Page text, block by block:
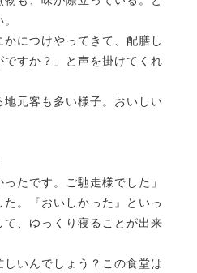
につけやってきて、配膳し
すか？」と声を掛けてくれ
元客も多い様子。おいしい
たです。ご馳走様でした」
。『おいしかった』といっ
、ゆっくり寝ることが出来
いんでしょう？この食堂は